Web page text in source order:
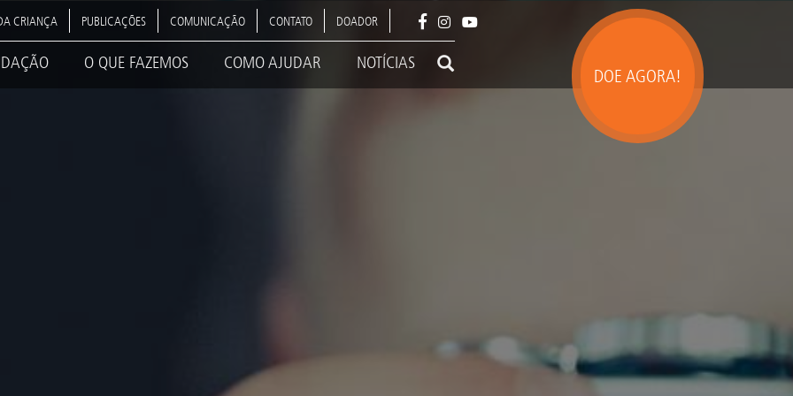
DOE AGORA!
CRIANÇA PUBLICAÇÕES COMUNICAÇÃO CONTATO DOADOR
O QUE FAZEMOS COMO AJUDAR NOTÍCIAS